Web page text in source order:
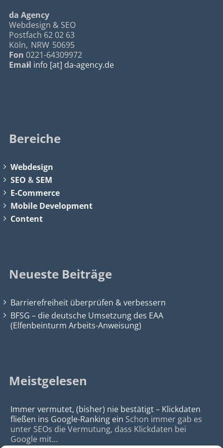
da Agency
Webdesign & SEO
Postfach 62 02 63
Köln, NRW 50695
Fon 0221-64309972
Email info [at] da-agency.de
Bereiche
Webdesign
SEO &SEM
E-Commerce
Mobile Development
Content
Neueste Beiträge
Barrierefreiheit überprüfen & verbessern
BFSG – die deutsche Umsetzung des EAA
(Elfenbeinturm Arbeits-Anweisung)
Meistgelesen
Immer vermutet, (bisher) nie bestätigt – Klickdaten
fließen ins Google-Ranking ein Schon immer gab es
unter SEOs die Vermutung, dass Klickdaten bei
Google mit...